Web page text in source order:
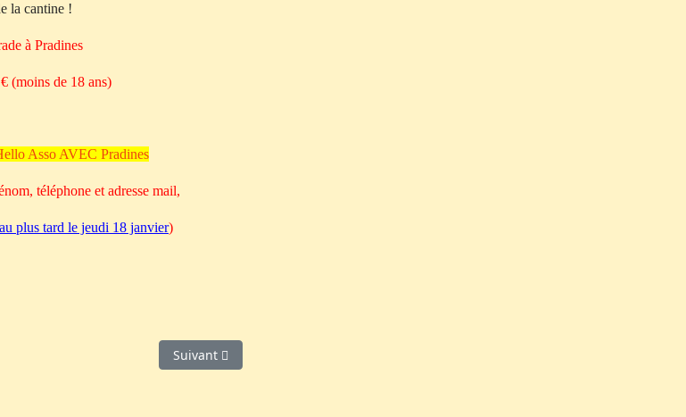
la cantine !
à Pradines
(moins de 18 ans)
Asso AVEC Pradines
téléphone et adresse mail,
au plus tard le jeudi 18 janvier)
Article suivant : La part égale
Suivant